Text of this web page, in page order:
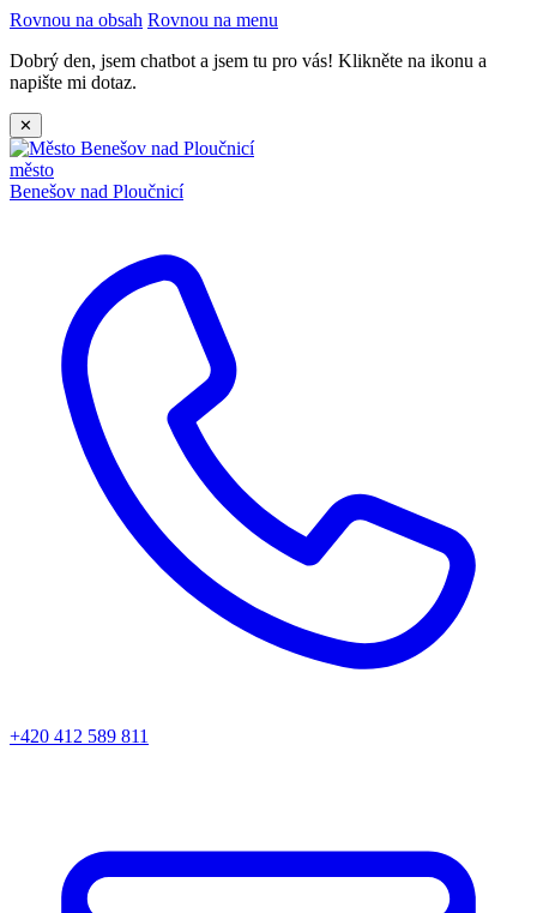
Rovnou na obsah Rovnou na menu
Dobrý den, jsem chatbot a jsem tu pro vás! Klikněte na ikonu a
napište mi dotaz.
✕
město
Benešov nad Ploučnicí
+420 412 589 811